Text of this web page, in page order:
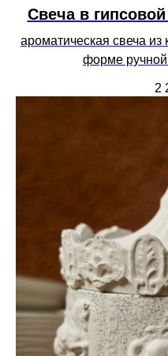
Свеча в
ароматическая свеча из
форме
2